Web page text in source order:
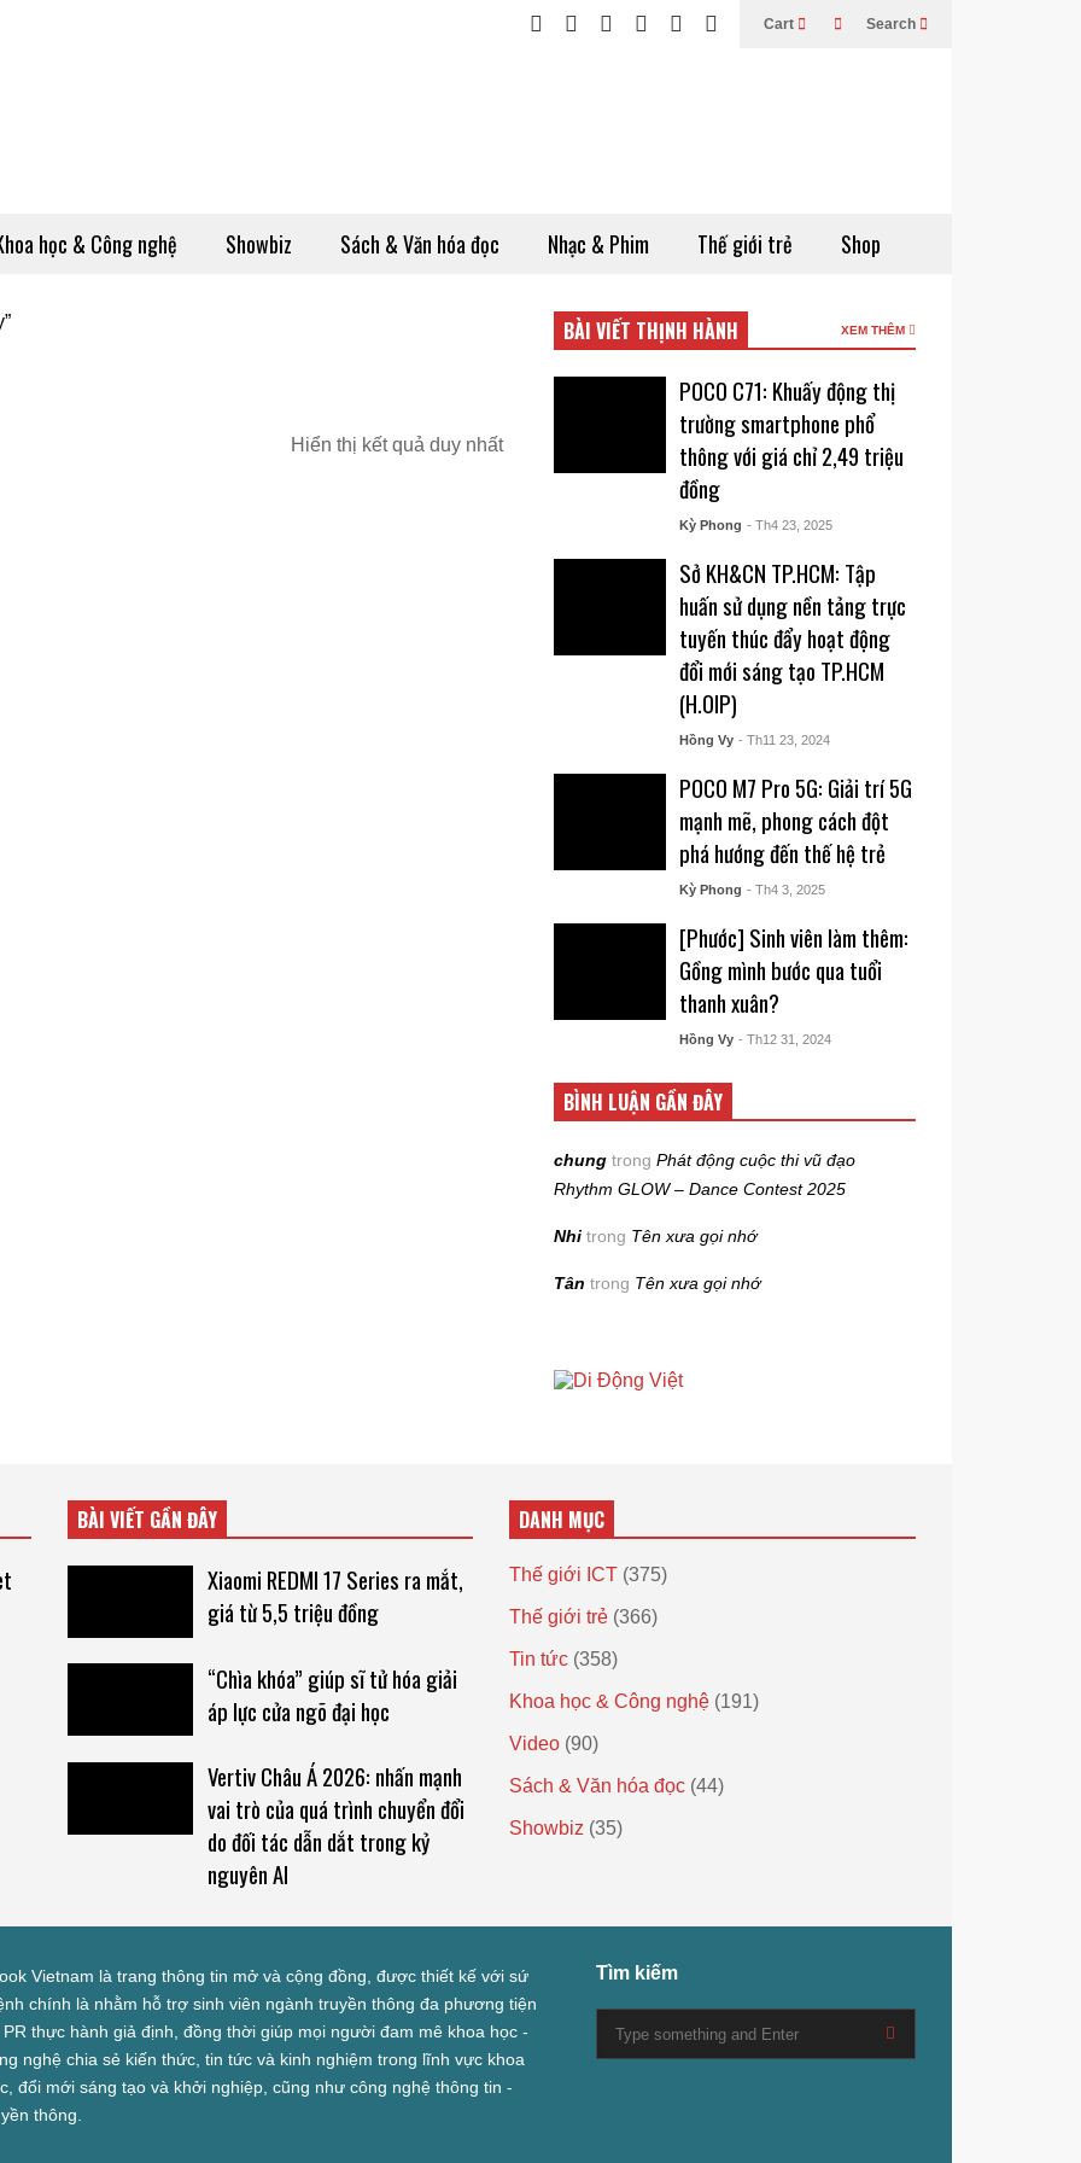
Cart Search
học & Công nghệ Showbiz Sách & Văn hóa đọc Nhạc & Phim Thế giới trẻ Shop
Hiển thị kết quả duy nhất
BÀI VIẾT THỊNH HÀNH XEM THÊM
POCO C71: Khuấy động thị
trường smartphone phổ
thông với giá chỉ 2,49 triệu
đồng
Kỳ Phong - Th4 23, 2025
Sở KH&CN TP.HCM: Tập
huấn sử dụng nền tảng trực
tuyến thúc đẩy hoạt động
đổi mới sáng tạo TP.HCM
(H.OIP)
Hồng Vy - Th11 23, 2024
POCO M7 Pro 5G: Giải trí 5G
mạnh mẽ, phong cách đột
phá hướng đến thế hệ trẻ
Kỳ Phong - Th4 3, 2025
[Phước] Sinh viên làm thêm:
Gồng mình bước qua tuổi
thanh xuân?
Hồng Vy - Th12 31, 2024
BÌNH LUẬN GẦN ĐÂY
chung trongPhát động cuộc thi vũ đạo
Rhythm GLOW – Dance Contest 2025
Nhi trong Tên xưa gọi nhớ
Tân trong Tên xưa gọi nhớ
BÀI VIẾT GẦN ĐÂY
Xiaomi REDMI 17 Series ra mắt,
giá từ 5,5 triệu đồng
“Chìa khóa” giúp sĩ tử hóa giải
áp lực cửa ngõ đại học
Vertiv Châu Á 2026: nhấn mạnh
vai trò của quá trình chuyển đổi
do đối tác dẫn dắt trong kỷ
nguyên AI
DANH MỤC
Thế giới ICT (375)
Thế giới trẻ (366)
Tin tức (358)
Khoa học & Công nghệ (191)
Video (90)
Sách & Văn hóa đọc (44)
Showbiz (35)
Vietnam là trang thông tin mở và cộng đồng, được thiết kế với sứ
chính là nhằm hỗ trợ sinh viên ngành truyền thông đa phương tiện
PR thực hành giả định, đồng thời giúp mọi người đam mê khoa học -
nghệ chia sẻ kiến thức, tin tức và kinh nghiệm trong lĩnh vực khoa
đổi mới sáng tạo và khởi nghiệp, cũng như công nghệ thông tin -
thông.
Tìm kiếm